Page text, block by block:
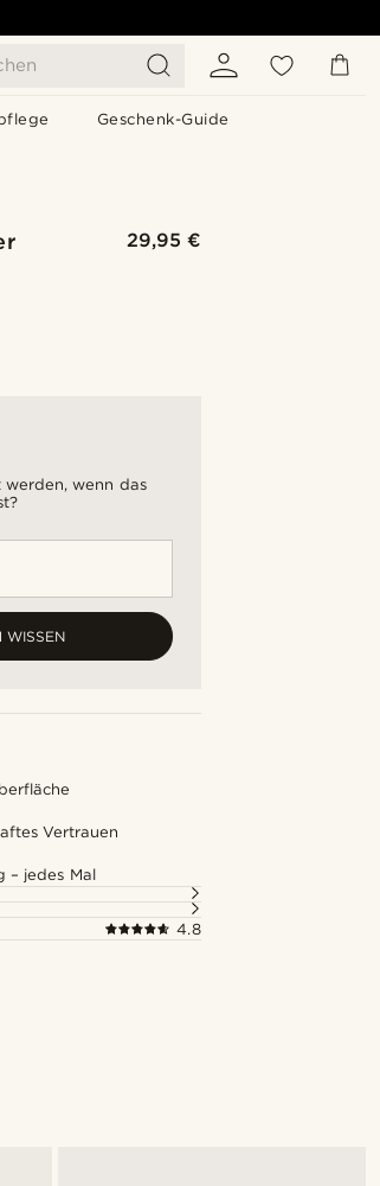
Geschenk-Guide
29,95 €
werden, wenn das
WISSEN
Vertrauen
– jedes Mal
4.8